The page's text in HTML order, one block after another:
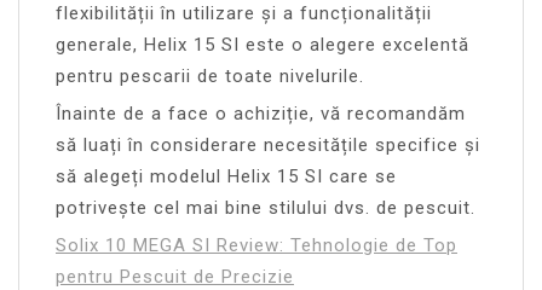
flexibilității în utilizare și a funcționalității
generale, Helix 15 SI este o alegere excelentă
pentru pescarii de toate nivelurile.
Înainte de a face o achiziție, vă recomandăm
să luați în considerare necesitățile specifice și
să alegeți modelul Helix 15 SI care se
potrivește cel mai bine stilului dvs. de pescuit.
Solix 10 MEGA SI Review: Tehnologie de Top
pentru Pescuit de Precizie